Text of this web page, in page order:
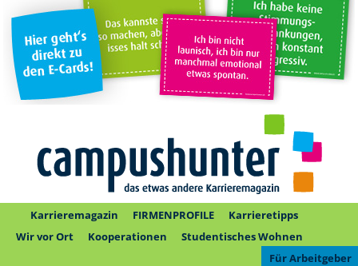
Karrieremagazin FIRMENPROFILE
Karrieretipps
Wir vor Ort
Kooperationen
Studentisches Wohnen
Für Arbeitgeber